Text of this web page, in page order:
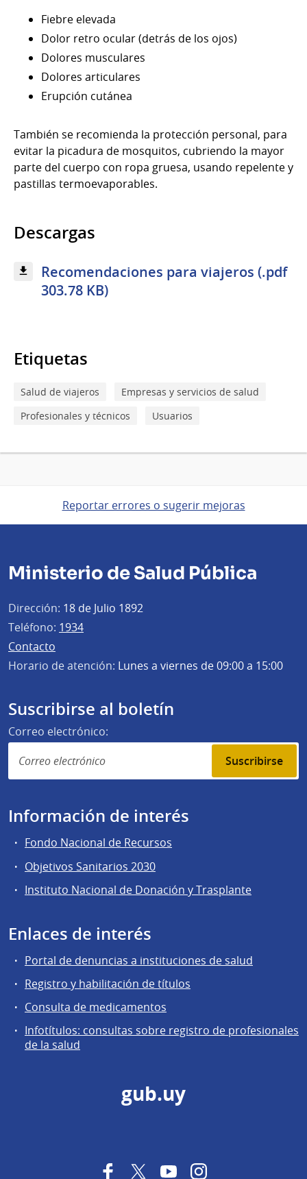
Fiebre elevada
Dolor retro ocular (detrás de los ojos)
Dolores musculares
Dolores articulares
Erupción cutánea
También se recomienda la protección personal, para
evitar la picadura de mosquitos, cubriendo la mayor
parte del cuerpo con ropa gruesa, usando repelente y
pastillas termoevaporables.
Descargas
Recomendaciones para viajeros (.pdf
303.78 KB)
Etiquetas
Salud de viajeros
Empresas y servicios de salud
Profesionales y técnicos
Usuarios
Reportar errores o sugerir mejoras
Ministerio de Salud Pública
Dirección: 18 de Julio 1892
Teléfono: 1934
Contacto
Horario de atención: Lunes a viernes de 09:00 a 15:00
Suscribirse al boletín
Correo electrónico:
Suscribirse
Información de interés
Fondo Nacional de Recursos
Objetivos Sanitarios 2030
Instituto Nacional de Donación y Trasplante
Enlaces de interés
Portal de denuncias a instituciones de salud
Registro y habilitación de títulos
Consulta de medicamentos
Infotítulos: consultas sobre registro de profesionales
de la salud
gub.uy
FacebookTwitterYouTubeInstagram